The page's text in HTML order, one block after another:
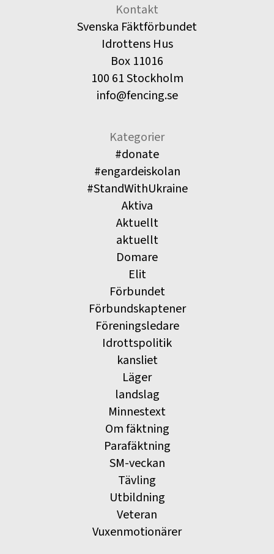
Kontakt
Svenska Fäktförbundet
Idrottens Hus
Box 11016
100 61 Stockholm
info@fencing.se
Kategorier
#donate
#engardeiskolan
#StandWithUkraine
Aktiva
Aktuellt
aktuellt
Domare
Elit
Förbundet
Förbundskaptener
Föreningsledare
Idrottspolitik
kansliet
Läger
landslag
Minnestext
Om fäktning
Parafäktning
SM-veckan
Tävling
Utbildning
Veteran
Vuxenmotionärer